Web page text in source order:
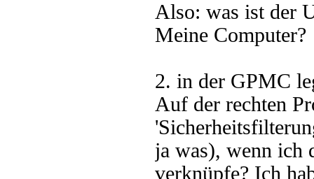
Also: was ist der
Meine Computer?
2. in der GPMC
Auf der rechten
ja was), wenn ich
verknüpfe? Ich